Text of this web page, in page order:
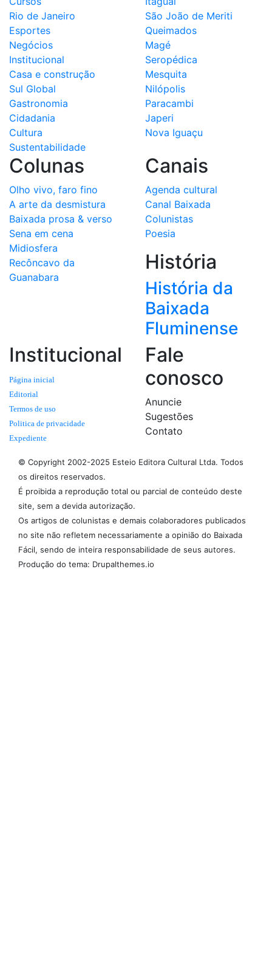
Rio de Janeiro
Esportes
Negócios
Institucional
Casa e construção
Sul Global
Gastronomia
Cidadania
Cultura
Sustentabilidade
São João de Meriti
Queimados
Magé
Seropédica
Mesquita
Nilópolis
Paracambi
Japeri
Nova Iguaçu
Colunas
Olho vivo, faro fino
A arte da desmistura
Baixada prosa & verso
Sena em cena
Midiosfera
Recôncavo da
Guanabara
Canais
Agenda cultural
Canal Baixada
Colunistas
Poesia
História
História da
Baixada
Fluminense
Institucional
Página inicial
Editorial
Termos de uso
Politica de privacidade
Expediente
Fale
conosco
Anuncie
Sugestões
Contato
© Copyright 2002-2025 Esteio Editora Cultural Ltda. Todos
os direitos reservados.
É proibida a reprodução total ou parcial de conteúdo deste
site, sem a devida autorização.
Os artigos de colunistas e demais colaboradores publicados
no site não refletem necessariamente a opinião do Baixada
Fácil, sendo de inteira responsabilidade de seus autores.
Produção do tema: Drupalthemes.io